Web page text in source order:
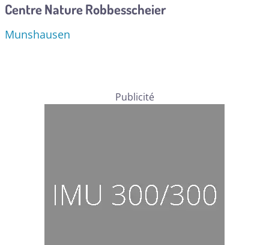
Centre Nature Robbesscheier
Munshausen
Publicité